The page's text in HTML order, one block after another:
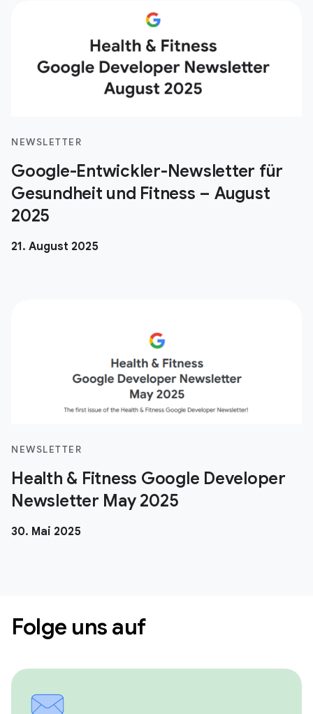
NEWSLETTER
Google-Entwickler-Newsletter für
Gesundheit und Fitness – August
2025
21. August 2025
NEWSLETTER
Health & Fitness Google Developer
Newsletter May 2025
30. Mai 2025
Folge uns auf